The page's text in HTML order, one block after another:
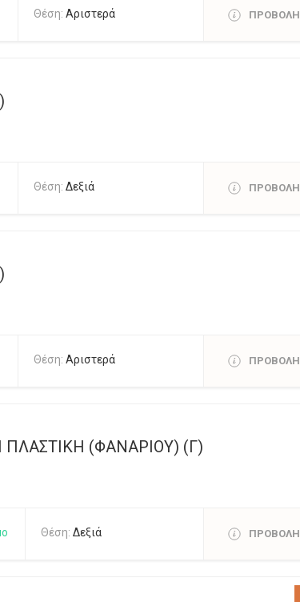
Θέση: Αριστερά ΠΡΟΒΟΛΗ
Θέση: Δεξιά ΠΡΟΒΟΛΗ
Θέση: Αριστερά ΠΡΟΒΟΛΗ
(ΦΑΝΑΡΙΟΥ) (Γ)
Θέση: Δεξιά ΠΡΟΒΟΛΗ